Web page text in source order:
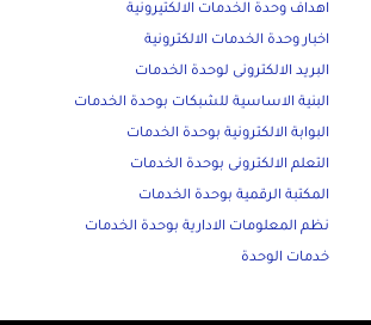
اهداف وحدة الخدمات الالكتيرونية
اخبار وحدة الخدمات الالكترونية
البريد الالكترونى لوحدة الخدمات
البنية الاساسية للشبكات بوحدة الخدمات
البوابة الالكترونية بوحدة الخدمات
التعلم الالكترونى بوحدة الخدمات
المكتبة الرقمية بوحدة الخدمات
نظم المعلومات الادارية بوحدة الخدمات
خدمات الوحدة